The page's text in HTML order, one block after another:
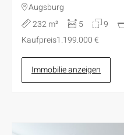
Augsburg
232 m²
5 9
Kaufpreis1.199.000 €
Immobilie anzeigen